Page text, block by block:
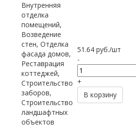
Внутренняя
отделка
помещений,
Возведение
стен, Отделка
фасада домов,
Реставрация
коттеджей,
Строительство
заборов,
Строительство
ландшафтных
объектов
51.64 руб./шт
-
+
В корзину